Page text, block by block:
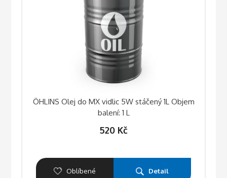
ÖHLINS Olej do MX vidlic 5W stáčený 1L Objem
balení: 1 L
520 Kč
Oblíbené Detail